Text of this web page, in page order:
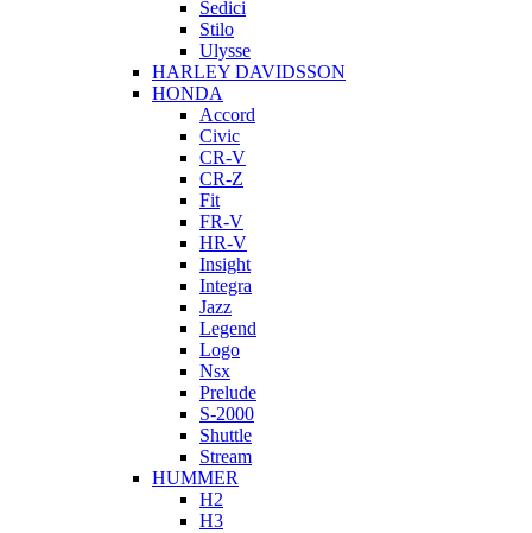
Sedici
Stilo
Ulysse
HARLEY DAVIDSSON
HONDA
Accord
Civic
CR-V
CR-Z
Fit
FR-V
HR-V
Insight
Integra
Jazz
Legend
Logo
Nsx
Prelude
S-2000
Shuttle
Stream
HUMMER
H2
H3